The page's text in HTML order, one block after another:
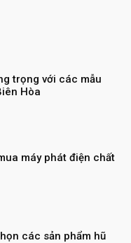
trọng với các mẫu
Hòa
máy phát điện chất
các sản phẩm hũ